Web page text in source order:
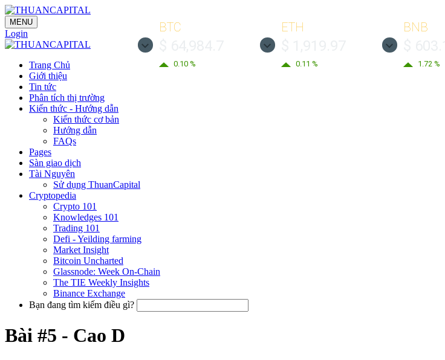
BTC
0.10 %
ETH
0.11 %
BNB
1.72 %
MENU
Login
Trang Chủ
Giới thiệu
Tin tức
Phân tích thị trường
Kiến thức - Hướng dẫn
Kiến thức cơ bản
Hướng dẫn
FAQs
Pages
Sàn giao dịch
Tài Nguyên
Sử dụng ThuanCapital
Cryptopedia
Crypto 101
Knowledges 101
Trading 101
Defi - Yeilding farming
Market Insight
Bitcoin Uncharted
Glassnode: Week On-Chain
The TIE Weekly Insights
Binance Exchange
Bạn đang tìm kiếm điều gì?
Bài #5 - Cao D